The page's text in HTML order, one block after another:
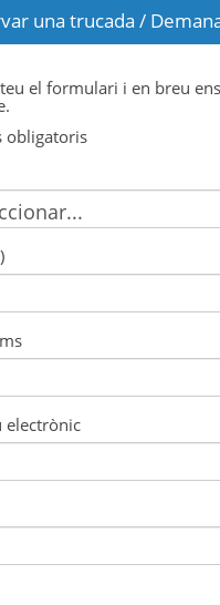
una trucada /
el formulari i en breu
obligatoris
electrònic